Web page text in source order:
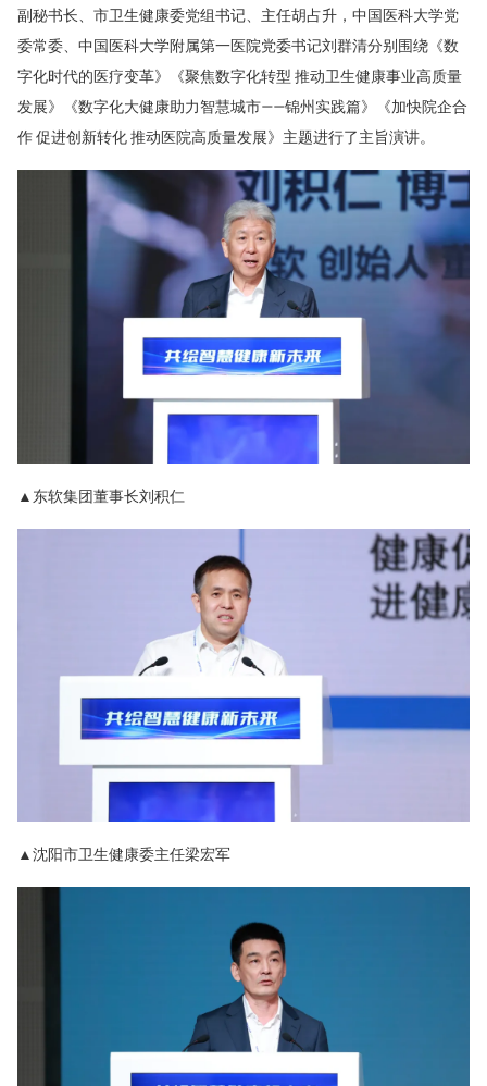
副秘书长、市卫生健康委党组书记、主任胡占升，中国医科大学党
委常委、中国医科大学附属第一医院党委书记刘群清分别围绕《数
字化时代的医疗变革》《聚焦数字化转型 推动卫生健康事业高质量
发展》《数字化大健康助力智慧城市——锦州实践篇》《加快院企合
作 促进创新转化 推动医院高质量发展》主题进行了主旨演讲。
▲东软集团董事长刘积仁
▲沈阳市卫生健康委主任梁宏军